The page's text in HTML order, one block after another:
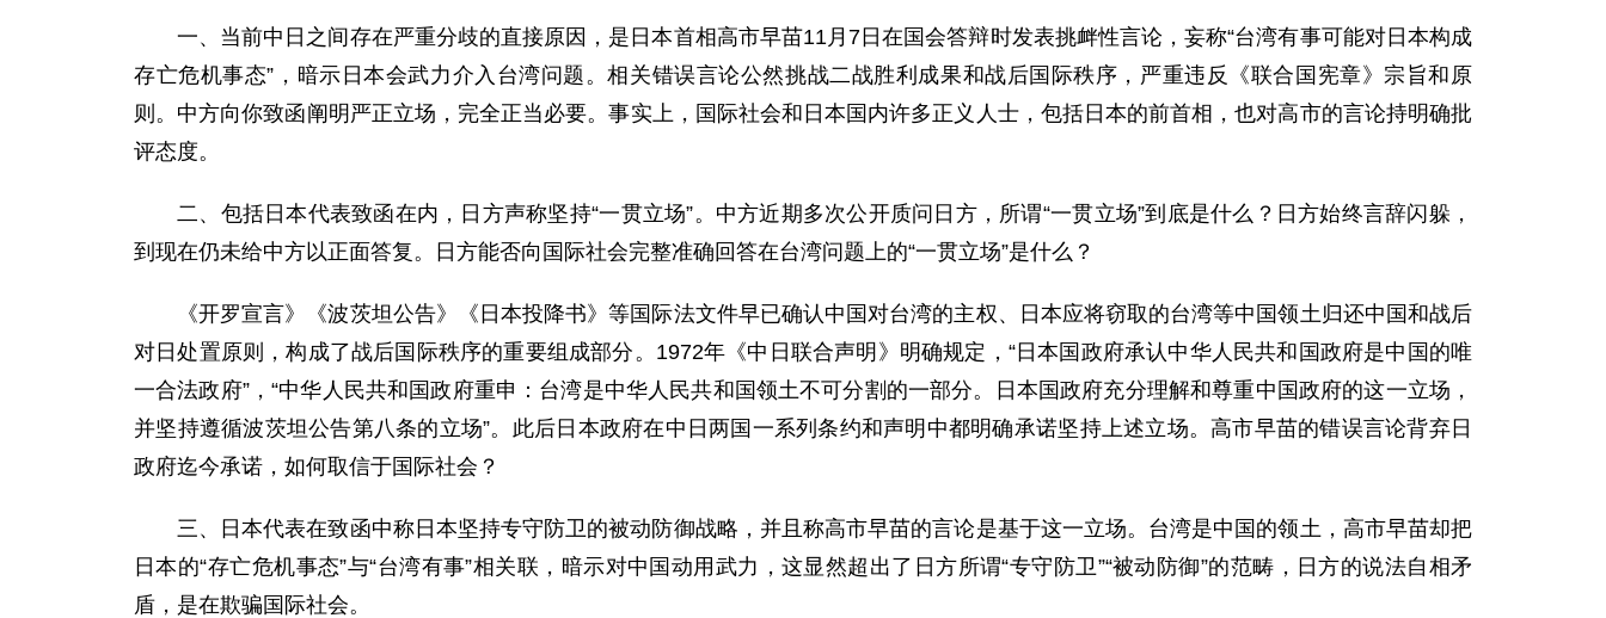
一、当前中日之间存在严重分歧的直接原因，是日本首相高市早苗11月7日在国会答辩时发表挑衅性言论，妄称“台湾有事可能对日本构成
存亡危机事态”，暗示日本会武力介入台湾问题。相关错误言论公然挑战二战胜利成果和战后国际秩序，严重违反《联合国宪章》宗旨和原
则。中方向你致函阐明严正立场，完全正当必要。事实上，国际社会和日本国内许多正义人士，包括日本的前首相，也对高市的言论持明确批
评态度。
二、包括日本代表致函在内，日方声称坚持“一贯立场”。中方近期多次公开质问日方，所谓“一贯立场”到底是什么？日方始终言辞闪躲，
到现在仍未给中方以正面答复。日方能否向国际社会完整准确回答在台湾问题上的“一贯立场”是什么？
《开罗宣言》《波茨坦公告》《日本投降书》等国际法文件早已确认中国对台湾的主权、日本应将窃取的台湾等中国领土归还中国和战后
对日处置原则，构成了战后国际秩序的重要组成部分。1972年《中日联合声明》明确规定，“日本国政府承认中华人民共和国政府是中国的唯
一合法政府”，“中华人民共和国政府重申：台湾是中华人民共和国领土不可分割的一部分。日本国政府充分理解和尊重中国政府的这一立场，
并坚持遵循波茨坦公告第八条的立场”。此后日本政府在中日两国一系列条约和声明中都明确承诺坚持上述立场。高市早苗的错误言论背弃日
政府迄今承诺，如何取信于国际社会？
三、日本代表在致函中称日本坚持专守防卫的被动防御战略，并且称高市早苗的言论是基于这一立场。台湾是中国的领土，高市早苗却把
日本的“存亡危机事态”与“台湾有事”相关联，暗示对中国动用武力，这显然超出了日方所谓“专守防卫”“被动防御”的范畴，日方的说法自相矛
盾，是在欺骗国际社会。